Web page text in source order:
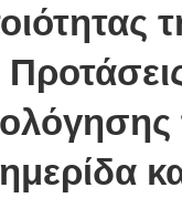
ημερίδα